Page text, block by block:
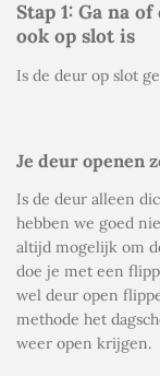
Stap 1: Ga na
ook op slot is
Is de deur op slot
Je deur openen
Is de deur alleen
hebben we goed
altijd mogelijk om
doe je met een
wel deur open
methode het
weer open krijgen.